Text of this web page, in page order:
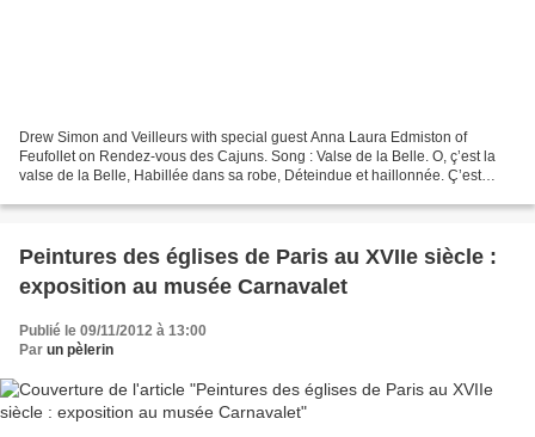
Drew Simon and Veilleurs with special guest Anna Laura Edmiston of
Feufollet on Rendez-vous des Cajuns. Song : Valse de la Belle. O, ç’est la
valse de la Belle, Habillée dans sa robe, Déteindue et haillonnée. Ç’est
Peintures des églises de Paris au XVIIe siècle :
exposition au musée Carnavalet
Publié le 09/11/2012 à 13:00
Par un pèlerin